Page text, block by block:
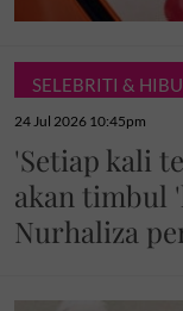
SELEBRITI &
24 Jul 2026 10:45pm
'Setiap kali
akan timbul
Nurhaliza